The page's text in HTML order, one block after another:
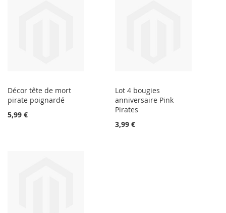
Décor tête de mort
pirate poignardé
5,99 €
Lot 4 bougies
anniversaire Pink
Pirates
3,99 €